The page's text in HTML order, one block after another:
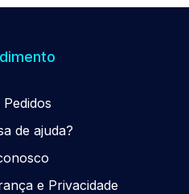
de ajuda?
e Privacidade